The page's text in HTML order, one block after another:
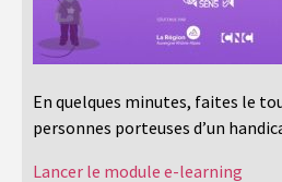
En quelques minutes, faites le
personnes porteuses d’un
Lancer le module e-learning